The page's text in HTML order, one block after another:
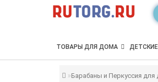
ТОВАРЫ ДЛЯ ДОМА
Барабаны и Перкуссия для